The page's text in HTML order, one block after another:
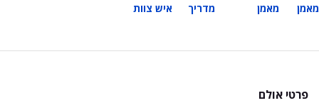
מאמן מאמן מדריך איש צוות
פרטי אולם